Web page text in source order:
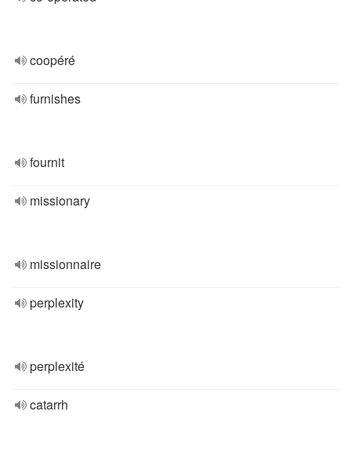
coopéré
furnishes
fournit
missionary
missionnaire
perplexity
perplexité
catarrh